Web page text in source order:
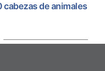
cabezas de animales